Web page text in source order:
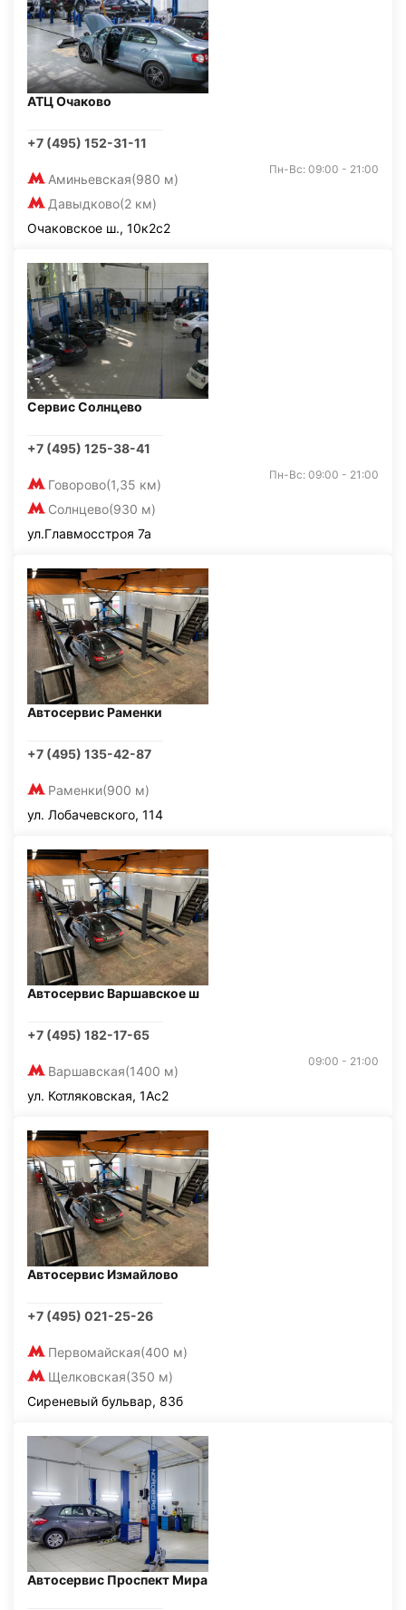
АТЦ Очаково
+7 (495) 152-31-11
Аминьевская(980 м)
Давыдково(2 км)
Пн-Вс: 09:00 - 21:00
Очаковское ш., 10к2с2
Сервис Солнцево
+7 (495) 125-38-41
Говорово(1,35 км)
Солнцево(930 м)
Пн-Вс: 09:00 - 21:00
ул.Главмосстроя 7а
Автосервис Раменки
+7 (495) 135-42-87
Раменки(900 м)
ул. Лобачевского, 114
Автосервис Варшавское ш
+7 (495) 182-17-65
Варшавская(1400 м)
09:00 - 21:00
ул. Котляковская, 1Ас2
Автосервис Измайлово
+7 (495) 021-25-26
Первомайская(400 м)
Щелковская(350 м)
Сиреневый бульвар, 83б
Автосервис Проспект Мира